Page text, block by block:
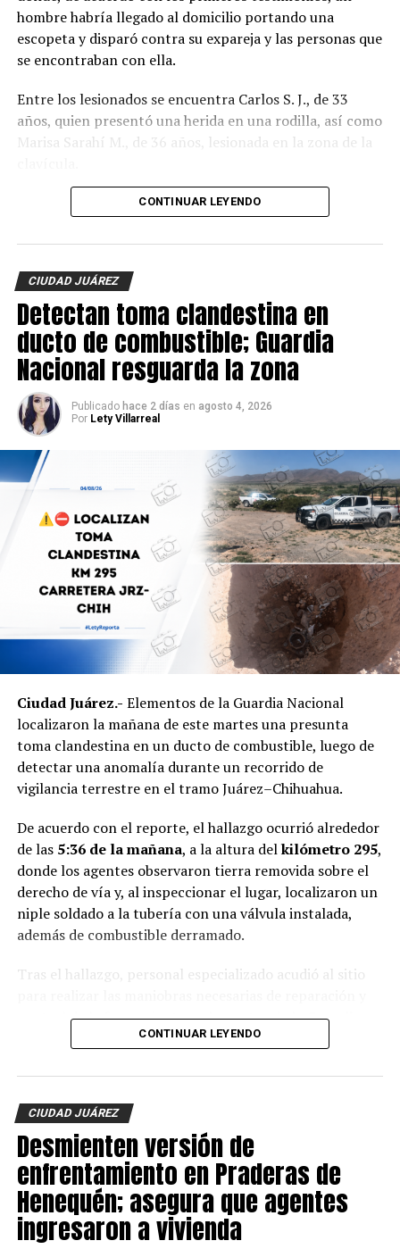
hombre habría llegado al domicilio portando una
escopeta y disparó contra su expareja y las personas que
se encontraban con ella.
Entre los lesionados se encuentra Carlos S. J., de 33
años, quien presentó una herida en una rodilla, así como
Marisa Sarahí M., de 36 años, lesionada en la zona de la
También fueron atendidos Damián, de 14 años; Ana, de
provocadas presuntamente por esquirlas.
El probable responsable fue identificado como Abraham
B., de 38 años, expareja de la mujer y presunto padre de
los menores, de acuerdo con información
proporcionada por un mando policiaco.
Agentes ministeriales acudieron al lugar para procesar
la escena, recabar evidencias e iniciar la búsqueda del
presunto agresor, quien hasta el momento no ha sido
detenido.
CONTINUAR LEYENDO
CIUDAD JUÁREZ
Detectan toma clandestina en
ducto de combustible; Guardia
Nacional resguarda la zona
Publicado hace 2 días en agosto 4, 2026
Por Lety Villarreal
Ciudad Juárez.- Elementos de la Guardia Nacional
localizaron la mañana de este martes una presunta
toma clandestina en un ducto de combustible, luego de
detectar una anomalía durante un recorrido de
vigilancia terrestre en el tramo Juárez–Chihuahua.
De acuerdo con el reporte, el hallazgo ocurrió alrededor
de las 5:36 de la mañana, a la altura delkilómetro 295,
donde los agentes observaron tierra removida sobre el
derecho de vía y, al inspeccionar el lugar, localizaron un
niple soldado a la tubería con una válvula instalada,
además de combustible derramado.
Tras el hallazgo, personal especializado acudió al sitio
control de la fuga, mientras elementos de laGuardia
Ejército Mexicanoy otras autoridades
garantizar la seguridad durante los trabajos.
Hasta el momento
y las autoridades federales mantienen las
investigaciones para identificar a los responsables de la
instalación ilegal.
CONTINUAR LEYENDO
CIUDAD JUÁREZ
Desmienten versión de
enfrentamiento en Praderas de
Henequén; asegura que agentes
ingresaron a vivienda